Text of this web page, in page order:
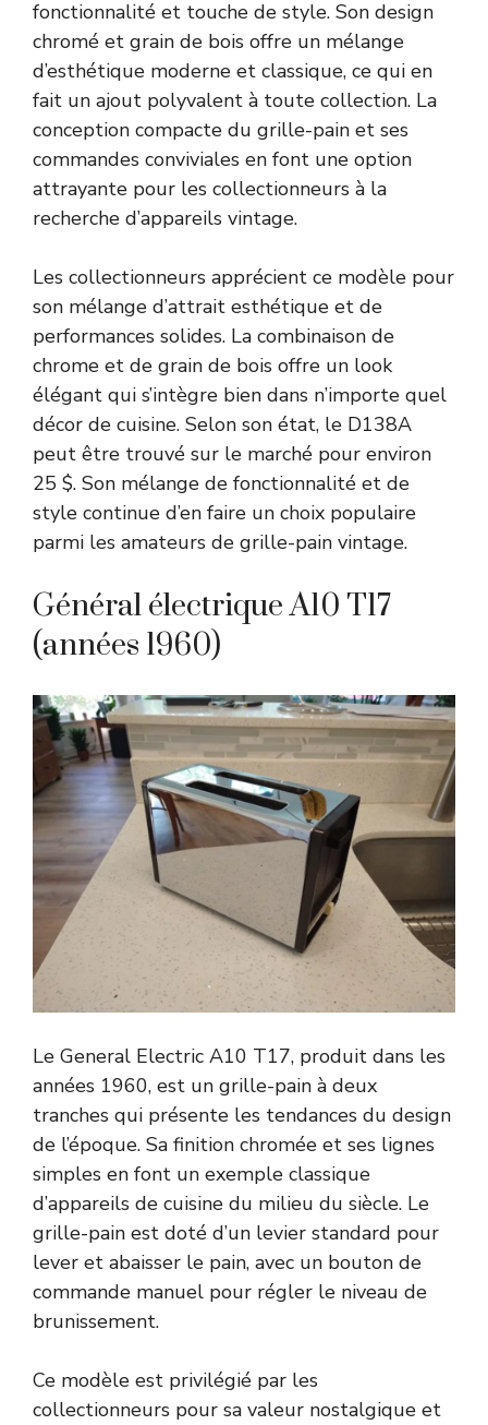
fonctionnalité et touche de style. Son design
chromé et grain de bois offre un mélange
d’esthétique moderne et classique, ce qui en
fait un ajout polyvalent à toute collection. La
conception compacte du grille-pain et ses
commandes conviviales en font une option
attrayante pour les collectionneurs à la
recherche d’appareils vintage.
Les collectionneurs apprécient ce modèle pour
son mélange d’attrait esthétique et de
performances solides. La combinaison de
chrome et de grain de bois offre un look
élégant qui s’intègre bien dans n’importe quel
décor de cuisine. Selon son état, le D138A
peut être trouvé sur le marché pour environ
25 $. Son mélange de fonctionnalité et de
style continue d’en faire un choix populaire
parmi les amateurs de grille-pain vintage.
Général électrique A10 T17
(années 1960)
Le General Electric A10 T17, produit dans les
années 1960, est un grille-pain à deux
tranches qui présente les tendances du design
de l’époque. Sa finition chromée et ses lignes
simples en font un exemple classique
d’appareils de cuisine du milieu du siècle. Le
grille-pain est doté d’un levier standard pour
lever et abaisser le pain, avec un bouton de
commande manuel pour régler le niveau de
brunissement.
Ce modèle est privilégié par les
collectionneurs pour sa valeur nostalgique et